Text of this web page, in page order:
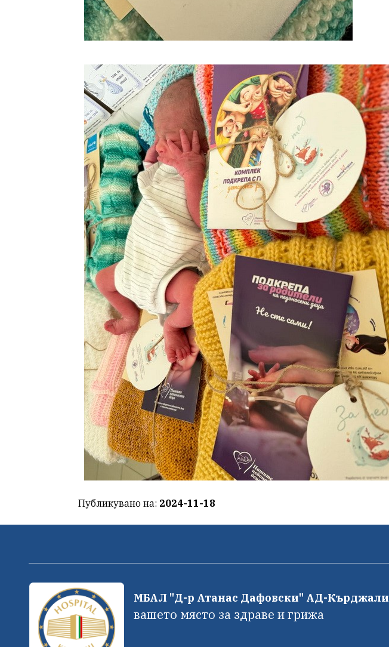
Публикувано на: 2024-11-18
МБАЛ "Д-р Атанас Дафовски" АД-Кърджали
вашето място за здраве и грижа